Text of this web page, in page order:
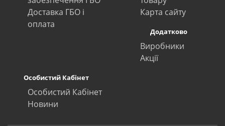
Доставка ГБО і
оплата
Карта сайту
Додатково
Виробники
Акції
Особистий Кабінет
Особистий Кабінет
Новини